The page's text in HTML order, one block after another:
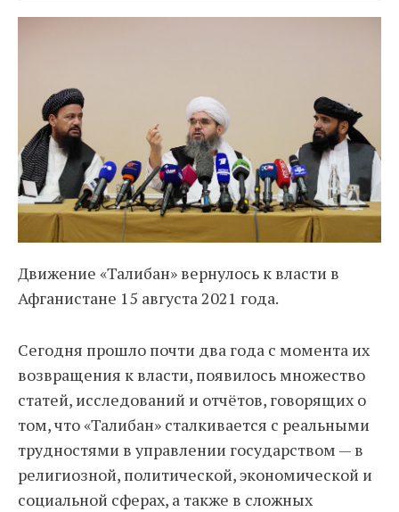
Движение «Талибан» вернулось к власти в
Афганистане 15 августа 2021 года.
Сегодня прошло почти два года с момента их
возвращения к власти, появилось множество
статей, исследований и отчётов, говорящих о
том, что «Талибан» сталкивается с реальными
трудностями в управлении государством — в
религиозной, политической, экономической и
социальной сферах, а также в сложных